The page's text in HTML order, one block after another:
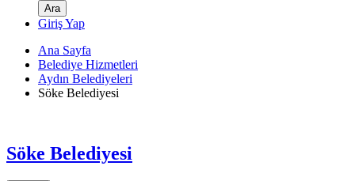
Giriş Yap
Ana Sayfa
Belediye Hizmetleri
Aydın Belediyeleri
Söke Belediyesi
Söke Belediyesi